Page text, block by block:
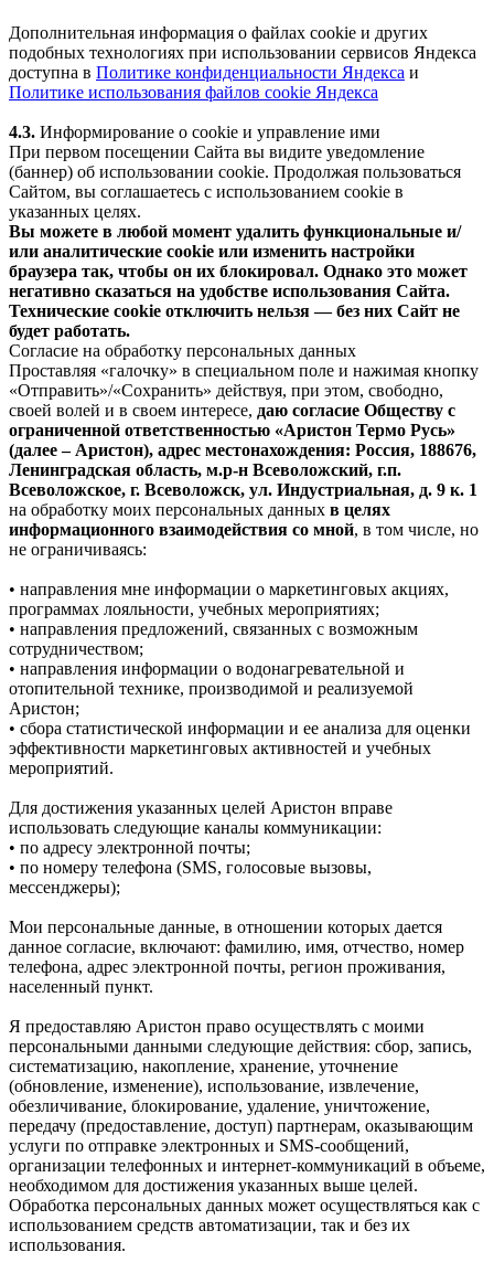
Дополнительная информация о файлах cookie и других
подобных технологиях при использовании сервисов Яндекса
доступна в Политике конфиденциальности Яндекса и
Политике использования файлов cookie Яндекса
4.3. Информирование о cookie и управление ими
При первом посещении Сайта вы видите уведомление
(баннер) об использовании cookie. Продолжая пользоваться
Сайтом, вы соглашаетесь с использованием cookie в
указанных целях.
Вы можете в любой момент удалить функциональные и/
или аналитические cookie или изменить настройки
браузера так, чтобы он их блокировал. Однако это может
негативно сказаться на удобстве использования Сайта.
Технические cookie отключить нельзя — без них Сайт не
будет работать.
Согласие на обработку персональных данных
Проставляя «галочку» в специальном поле и нажимая кнопку
«Отправить»/«Сохранить» действуя, при этом, свободно,
своей волей и в своем интересе, даю согласие Обществу с
ограниченной ответственностью «Аристон Термо Русь»
(далее – Аристон), адрес местонахождения: Россия, 188676,
Ленинградская область, м.р-н Всеволожский, г.п.
Всеволожское, г. Всеволожск, ул. Индустриальная, д. 9 к. 1
на обработку моих персональных данных в целях
информационного взаимодействия со мной, в том числе, но
не ограничиваясь:
• направления мне информации о маркетинговых акциях,
программах лояльности, учебных мероприятиях;
• направления предложений, связанных с возможным
сотрудничеством;
• направления информации о водонагревательной и
отопительной технике, производимой и реализуемой
Аристон;
• сбора статистической информации и ее анализа для оценки
эффективности маркетинговых активностей и учебных
мероприятий.
Для достижения указанных целей Аристон вправе
использовать следующие каналы коммуникации:
• по адресу электронной почты;
• по номеру телефона (SMS, голосовые вызовы,
мессенджеры);
Мои персональные данные, в отношении которых дается
данное согласие, включают: фамилию, имя, отчество, номер
телефона, адрес электронной почты, регион проживания,
населенный пункт.
Я предоставляю Аристон право осуществлять с моими
персональными данными следующие действия: сбор, запись,
систематизацию, накопление, хранение, уточнение
(обновление, изменение), использование, извлечение,
обезличивание, блокирование, удаление, уничтожение,
передачу (предоставление, доступ) партнерам, оказывающим
услуги по отправке электронных и SMS‑сообщений,
организации телефонных и интернет‑коммуникаций в объеме,
необходимом для достижения указанных выше целей.
Обработка персональных данных может осуществляться как с
использованием средств автоматизации, так и без их
использования.